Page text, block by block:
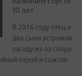
10 лет
В 2016 году отец и
два сына устроили
засаду из‑за спора
парой и сожгли